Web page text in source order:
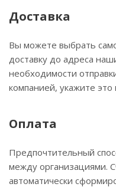
Доставка
Вы можете выбрать
доставку до адреса
необходимости
компанией, укажите это
Оплата
Предпочтительный
между организациями.
автоматически